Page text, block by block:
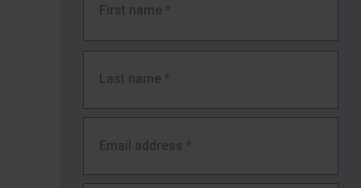
First name *
Last name *
Email address *